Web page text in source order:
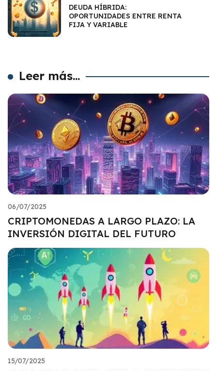
DEUDA HÍBRIDA:
OPORTUNIDADES ENTRE RENTA
FIJA Y VARIABLE
Leer más...
06/07/2025
CRIPTOMONEDAS A LARGO PLAZO: LA
INVERSIÓN DIGITAL DEL FUTURO
15/07/2025